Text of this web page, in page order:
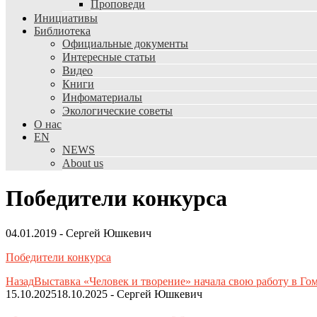
Проповеди
Инициативы
Библиотека
Официальные документы
Интересные статьи
Видео
Книги
Инфоматериалы
Экологические советы
О нас
EN
NEWS
About us
Победители конкурса
04.01.2019 - Сергей Юшкевич
Победители конкурса
НазадВыставка «Человек и творение» начала свою работу в
15.10.202518.10.2025 - Сергей Юшкевич